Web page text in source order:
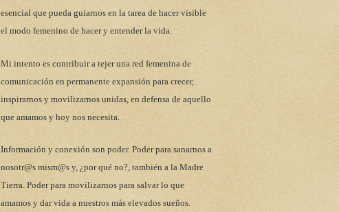
esencial que pueda guiarnos en la tarea de hacer visible
el modo femenino de hacer y entender la vida.
Mi intento es contribuir a tejer una red femenina de
comunicación en permanente expansión para crecer,
inspirarnos y movilizarnos unidas, en defensa de aquello
que amamos y hoy nos necesita.
Información y conexión son poder. Poder para sanarnos a
nosotr@s mism@s y, ¿por qué no?, también a la Madre
Tierra. Poder para movilizarnos para salvar lo que
amamos y dar vida a nuestros más elevados sueños.